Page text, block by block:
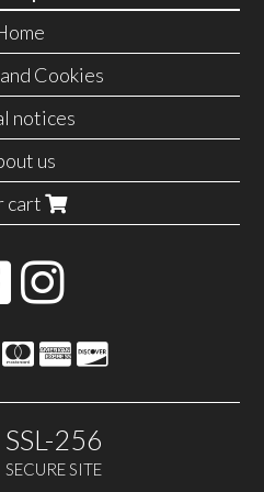
Cookies
notices
us
cart
SSL-256
SECURE SITE